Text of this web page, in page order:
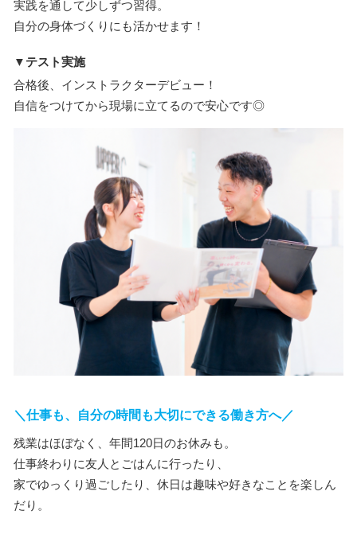
実践を通して少しずつ習得。
自分の身体づくりにも活かせます！
▼テスト実施
合格後、インストラクターデビュー！
自信をつけてから現場に立てるので安心です◎
＼仕事も、自分の時間も大切にできる働き方へ／
残業はほぼなく、年間120日のお休みも。
仕事終わりに友人とごはんに行ったり、
家でゆっくり過ごしたり、休日は趣味や好きなことを楽しん
だり。